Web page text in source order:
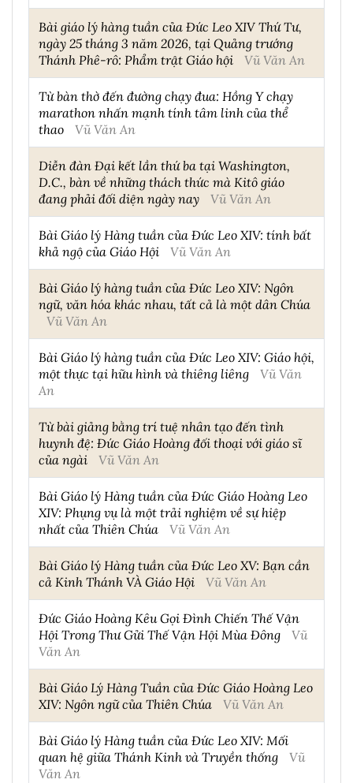
Bài giáo lý hàng tuần của Đức Leo XIV Thứ Tư,
ngày 25 tháng 3 năm 2026, tại Quảng trướng
Thánh Phê-rô: Phẩm trật Giáo hội
Vũ Văn An
Từ bàn thờ đến đường chạy đua: Hồng Y chạy
marathon nhấn mạnh tính tâm linh của thể
thao
Vũ Văn An
Diễn đàn Đại kết lần thứ ba tại Washington,
D.C., bàn về những thách thức mà Kitô giáo
đang phải đối diện ngày nay
Vũ Văn An
Bài Giáo lý Hàng tuần của Đức Leo XIV: tính bất
khả ngộ của Giáo Hội
Vũ Văn An
Bài Giáo lý hàng tuần của Đức Leo XIV: Ngôn
ngữ, văn hóa khác nhau, tất cả là một dân Chúa
Vũ Văn An
Bài Giáo lý hàng tuần của Đức Leo XIV: Giáo hội,
một thực tại hữu hình và thiêng liêng
Vũ Văn
An
Từ bài giảng bằng trí tuệ nhân tạo đến tình
huynh đệ: Đức Giáo Hoàng đối thoại với giáo sĩ
của ngài
Vũ Văn An
Bài Giáo lý Hàng tuần của Đức Giáo Hoàng Leo
XIV: Phụng vụ là một trải nghiệm về sự hiệp
nhất của Thiên Chúa
Vũ Văn An
Bài Giáo lý Hàng tuần của Đức Leo XV: Bạn cần
cả Kinh Thánh VÀ Giáo Hội
Vũ Văn An
Đức Giáo Hoàng Kêu Gọi Đình Chiến Thế Vận
Hội Trong Thư Gửi Thế Vận Hội Mùa Đông
Vũ
Văn An
Bài Giáo Lý Hàng Tuần của Đức Giáo Hoàng Leo
XIV: Ngôn ngữ của Thiên Chúa
Vũ Văn An
Bài Giáo lý Hàng tuần của Đức Leo XIV: Mối
quan hệ giữa Thánh Kinh và Truyền thống
Vũ
Văn An